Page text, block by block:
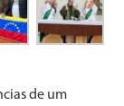
de um